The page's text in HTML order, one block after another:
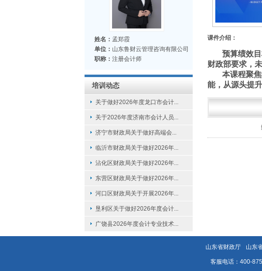
姓名： 孟郑霞
单位： 山东鲁财云管理咨询有限公司
职称： 注册会计师
培训动态
关于做好2026年度龙口市会计...
关于2026年度济南市会计人员...
济宁市财政局关于做好高端会...
临沂市财政局关于做好2026年...
沾化区财政局关于做好2026年...
东营区财政局关于做好2026年...
河口区财政局关于开展2026年...
垦利区关于做好2026年度会计...
广饶县2026年度会计专业技术...
课件介绍：
预算绩效
财政部要求，
本课程聚
能，从源头提
山东省财政厅 山东
客服电话：400-